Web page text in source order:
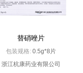
Lnc.
Losan Pharma
（杭州
Merck Sharp Dohme Ltd.生产（杭州默沙东制药有限公司分包装）
Mobilat
Novartis Singapore Pharmaceutical Manufacturing Private.Ltd（北京诺华制药有限公司分装）
替硝唑片
包装规格: 0.5g*8片
浙江杭康药业有限公司